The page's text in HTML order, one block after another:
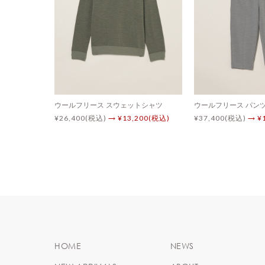
ウールフリース スウェットシャツ
¥26,400(税込) → ¥13,200(税込)
ウールフリース パン
¥37,400(税込) →
HOME
NEWS